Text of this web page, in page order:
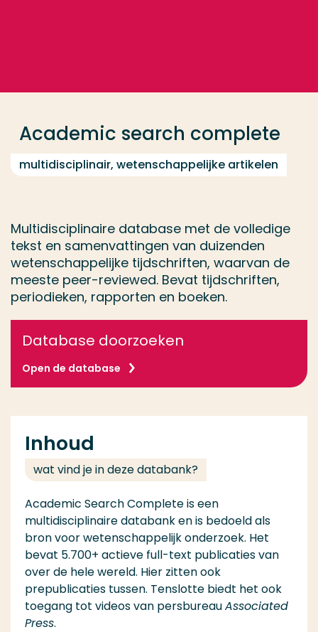
Academic search complete
multidisciplinair, wetenschappelijke artikelen
Multidisciplinaire database met de volledige
tekst en samenvattingen van duizenden
wetenschappelijke tijdschriften, waarvan de
meeste peer-reviewed. Bevat tijdschriften,
periodieken, rapporten en boeken.
Database doorzoeken
Open de database
Inhoud
wat vind je in deze databank?
Academic Search Complete is een
multidisciplinaire databank en is bedoeld als
bron voor wetenschappelijk onderzoek. Het
bevat 5.700+ actieve full-text publicaties van
over de hele wereld. Hier zitten ook
prepublicaties tussen. Tenslotte biedt het ook
toegang tot videos van persbureauAssociated
Press.
Opleiding
Contact